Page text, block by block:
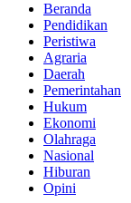
Beranda
Pendidikan
Peristiwa
Agraria
Daerah
Pemerintahan
Hukum
Ekonomi
Olahraga
Nasional
Hiburan
Opini